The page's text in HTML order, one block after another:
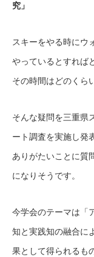
究」
スキーをやる時にウ
やっているとすれば
その時間はどのくら
そんな疑問を三重県
ート調査を実施し発
ありがたいことに質
になりそうです。
今学会のテーマは「
知と実践知の融合に
果として得られるも